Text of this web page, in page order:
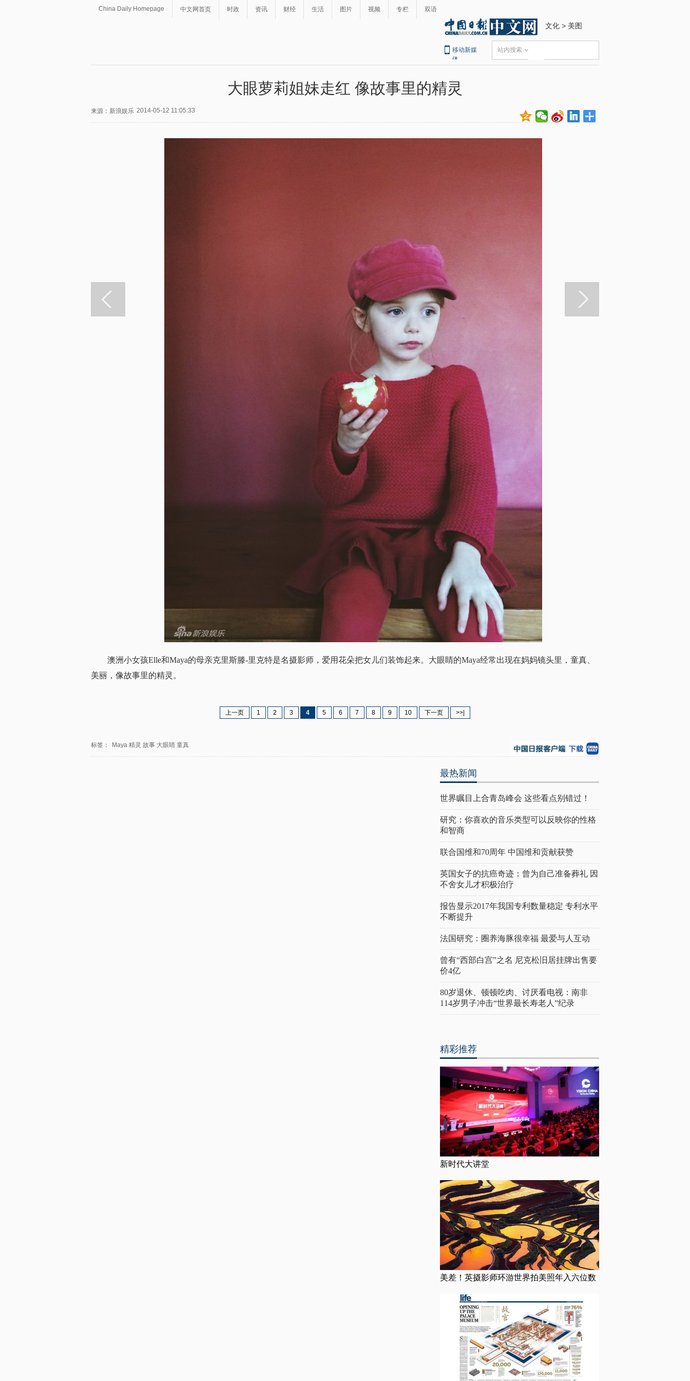
China Daily Homepage 中文网首页 时政 资讯 财经 生活 图片 视频 专栏 双语
文化 > 美图
移动新媒
体
站内搜索
大眼萝莉姐妹走红 像故事里的精灵
来源：新浪娱乐 2014-05-12 11:05:33
澳洲小女孩Elle和Maya的母亲克里斯滕-里克特是名摄影师，爱用花朵把女儿们装饰起来。大眼睛的Maya经常出现在妈妈镜头里，童真、
美丽，像故事里的精灵。
上一页 1 2 3 4 5 6 7 8 9 10 下一页 >>|
标签： Maya 精灵 故事 大眼睛 童真
最热新闻
世界瞩目上合青岛峰会 这些看点别错过！
研究：你喜欢的音乐类型可以反映你的性格
和智商
联合国维和70周年 中国维和贡献获赞
英国女子的抗癌奇迹：曾为自己准备葬礼 因
不舍女儿才积极治疗
报告显示2017年我国专利数量稳定 专利水平
不断提升
法国研究：圈养海豚很幸福 最爱与人互动
曾有“西部白宫”之名 尼克松旧居挂牌出售要
价4亿
80岁退休、顿顿吃肉、讨厌看电视：南非
114岁男子冲击“世界最长寿老人”纪录
精彩推荐
新时代大讲堂
美差！英摄影师环游世界拍美照年入六位数